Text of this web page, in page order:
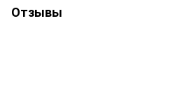
Отзывы